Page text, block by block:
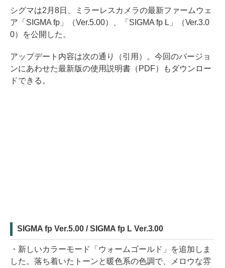
シグマは2月8日、ミラーレスカメラの最新ファームウェ
ア「SIGMA fp」（Ver.5.00）、「SIGMA fp L」（Ver.3.0
0）を公開した。
アップデート内容は次の通り（引用）。今回のバージョ
ンにあわせた最新版の使用説明書（PDF）もダウンロー
ドできる。
SIGMA fp Ver.5.00 / SIGMA fp L Ver.3.00
・新しいカラーモード「ウォームゴールド」を追加しま
した。落ち着いたトーンと暖色系の色調で、メロウな雰